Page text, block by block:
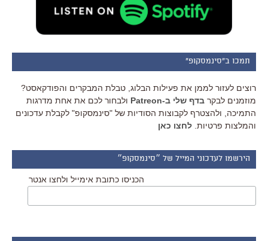
תמכו ב"סינמסקופ"
רוצים לעזור לממן את פעילות הבלוג, טבלת המבקרים והפודקאסט?
מוזמנים לבקר בדף שלי ב-Patreon
ולבחור לכם את אחת מדרגות
התמיכה, ולהצטרף לקבוצות הסודיות של "סינמסקופ" לקבלת עדכונים
והמלצות פרטיות. לחצו כאן
הירשמו לעדכוני המייל של ״סינמסקופ״
הכניסו כתובת אימייל ולחצו אנטר